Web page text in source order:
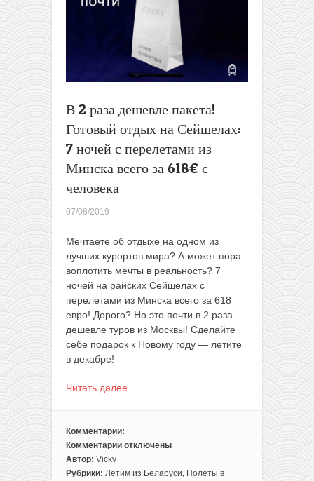
Минска
за
553€
В 2 раза дешевле пакета!
Готовый отдых на Сейшелах:
7 ночей с перелетами из
Минска всего за 618€ с
человека
07/08/2019
Мечтаете об отдыхе на одном из
лучших курортов мира? А может пора
воплотить мечты в реальность? 7
ночей на райских Сейшелах с
перелетами из Минска всего за 618
евро! Дорого? Но это почти в 2 раза
дешевле туров из Москвы! Сделайте
себе подарок к Новому году — летите
в декабре!
Читать далее…
Комментарии:
Комментарии
к
записи
отключены
Автор: Vicky
Рубрики: Летим из Беларуси, Полеты в